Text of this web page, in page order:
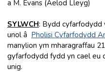
a M. Evans (Aelod Lleyg)
SYLWCH: Bydd cyfarfodydd
unol â Pholisi Cyfarfodydd
manylion ym mharagraffau
gyfarfodydd fydd yn cael eu
unig.